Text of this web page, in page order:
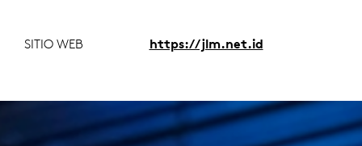
SITIO WEB https://jlm.net.id